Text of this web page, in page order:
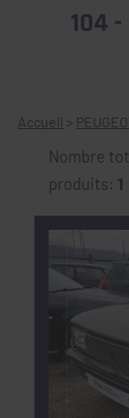
104
Accueil >
Nombre
produits: 1